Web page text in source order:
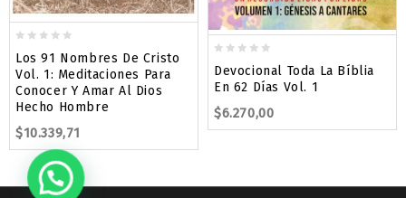
out
of
5
Los 91 Nombres De Cristo
Vol. 1: Meditaciones Para
Conocer Y Amar Al Dios
Hecho Hombre
$10.339,71
out
of
5
Devocional Toda La Bíblia
En 62 Días Vol. 1
$6.270,00